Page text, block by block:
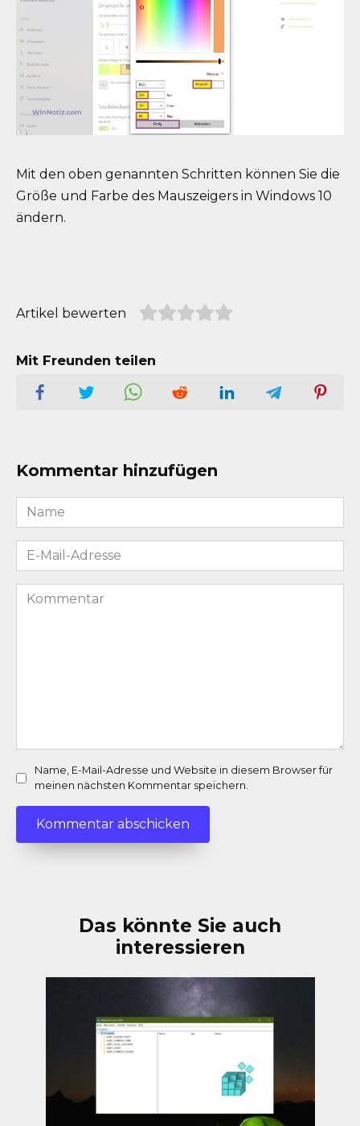
Mit den oben genannten Schritten können Sie die
Größe und Farbe des Mauszeigers in Windows 10
ändern.
Artikel bewerten
Mit Freunden teilen
Kommentar hinzufügen
Name
*
E-
Mail-
Adresse
Kommentar
Name, E-Mail-Adresse und Website in diesem Browser für
meinen nächsten Kommentar speichern.
Das könnte Sie auch
interessieren